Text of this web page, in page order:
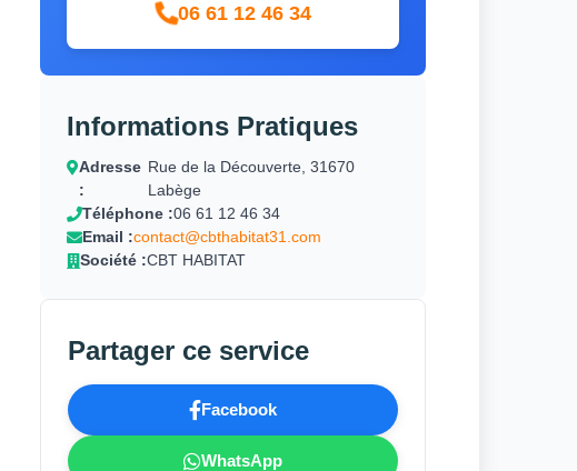
06 61 12 46 34
Informations Pratiques
Adresse
:
Rue de la Découverte, 31670
Labège
Téléphone :06 61 12 46 34
Email :contact@cbthabitat31.com
Société :CBT HABITAT
Partager ce service
Facebook
WhatsApp